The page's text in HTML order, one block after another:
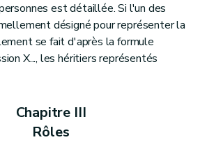
est détaillée. Si l'un des
désigné pour représenter la
se fait d'après la formule
X..., les héritiers représentés
Chapitre III
Rôles